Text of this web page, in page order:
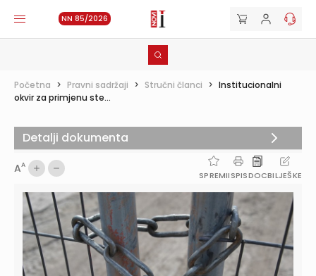
NN 85/2026
Početna > Pravni sadržaji > Stručni članci > Institucionalni
okvir za primjenu ste...
AA
SPREMIISPISDOCBILJEŠKE
Detalji dokumenta